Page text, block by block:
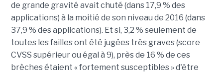
de grande gravité avait chuté (dans 17,9 % des
applications) à la moitié de son niveau de 2016 (dans
37,9 % des applications). Et si, 3,2 % seulement de
toutes les failles ont été jugées très graves (score
CVSS supérieur ou égal à 9), près de 16 % de ces
brèches étaient « fortement susceptibles » d'être